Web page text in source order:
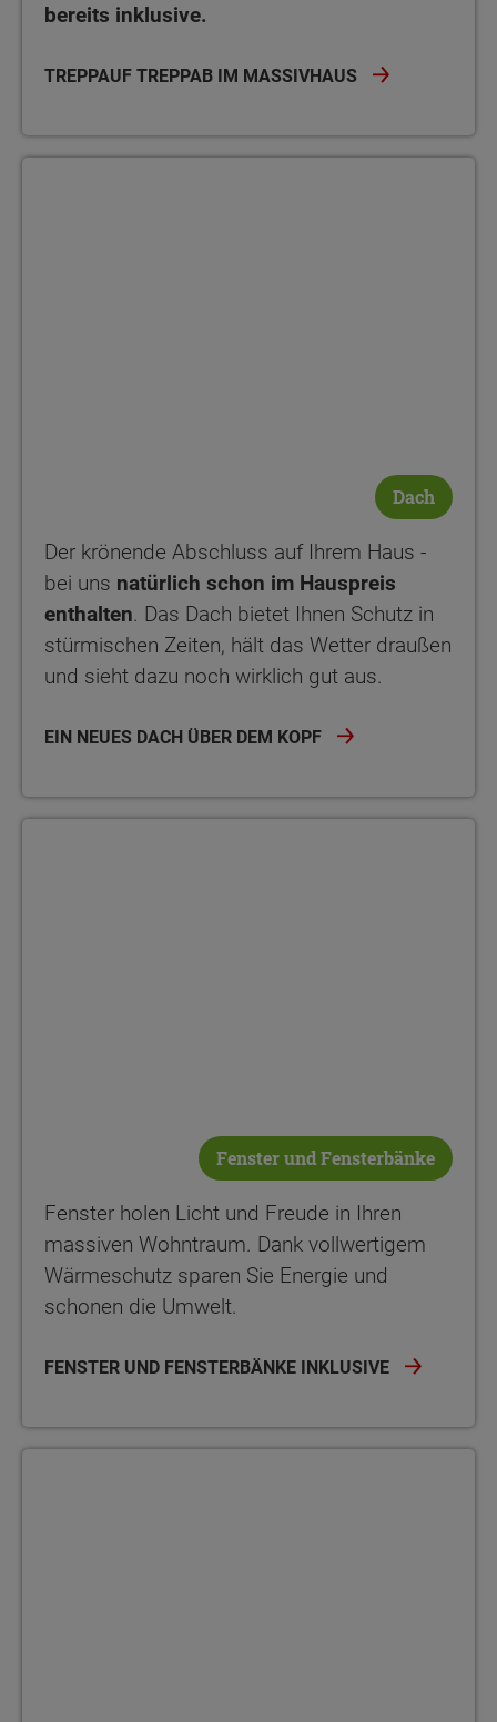
bereits inklusive.
TREPPAUF TREPPAB IM MASSIVHAUS
Dach
Der krönende Abschluss auf Ihrem Haus -
bei uns natürlich schon im Hauspreis
enthalten. Das Dach bietet Ihnen Schutz in
stürmischen Zeiten, hält das Wetter draußen
und sieht dazu noch wirklich gut aus.
EIN NEUES DACH ÜBER DEM KOPF
Fenster und Fensterbänke
Fenster holen Licht und Freude in Ihren
massiven Wohntraum. Dank vollwertigem
Wärmeschutz sparen Sie Energie und
schonen die Umwelt.
FENSTER UND FENSTERBÄNKE INKLUSIVE